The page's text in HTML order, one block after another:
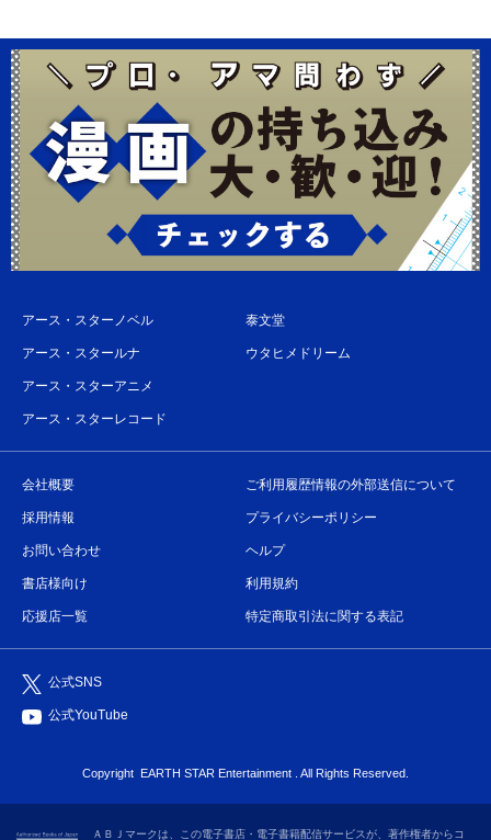
アース・スターノベル
アース・スタールナ
アース・スターアニメ
アース・スターレコード
泰文堂
ウタヒメドリーム
会社概要
採用情報
お問い合わせ
書店様向け
応援店一覧
ご利用履歴情報の外部送信について
プライバシーポリシー
ヘルプ
利用規約
特定商取引法に関する表記
公式SNS
公式YouTube
Copyright EARTH STAR Entertainment . All Rights Reserved.
ＡＢＪマークは、この電子書店・電子書籍配信サービスが、著作権者からコ